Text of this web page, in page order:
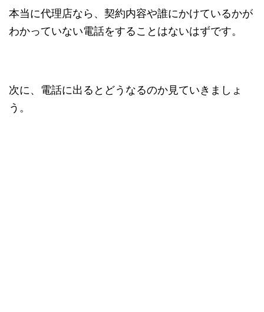
本当に代理店なら、契約内容や誰にかけているかが
わかっていない電話をすることはないはずです。
次に、電話に出るとどうなるのか見ていきましょ
う。